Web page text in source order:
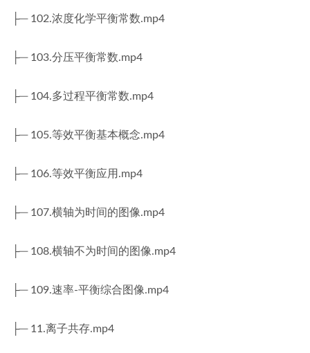
├─ 102.浓度化学平衡常数.mp4
├─ 103.分压平衡常数.mp4
├─ 104.多过程平衡常数.mp4
├─ 105.等效平衡基本概念.mp4
├─ 106.等效平衡应用.mp4
├─ 107.横轴为时间的图像.mp4
├─ 108.横轴不为时间的图像.mp4
├─ 109.速率-平衡综合图像.mp4
├─ 11.离子共存.mp4